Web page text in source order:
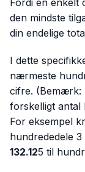
den mindste
din endelige
I dette
nærmeste
cifre. (Bemærk:
forskelligt
For eksempel
hundrededele
132.125 til